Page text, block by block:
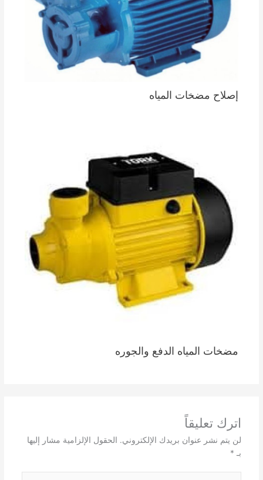
إصلاح مضخات المياه
مضخات المياه الدفع والجوره
اترك تعليقاً
لن يتم نشر عنوان بريدك الإلكتروني. الحقول الإلزامية مشار إليها
بـ *